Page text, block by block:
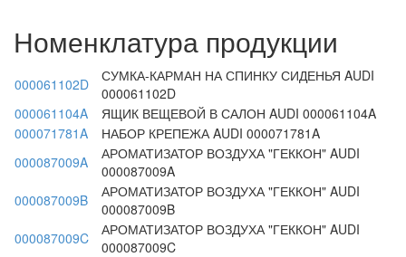
Номенклатура продукции
000061102D
СУМКА-КАРМАН НА СПИНКУ СИДЕНЬЯ AUDI
000061102D
000061104A
ЯЩИК ВЕЩЕВОЙ В САЛОН AUDI 000061104A
000071781A
НАБОР КРЕПЕЖА AUDI 000071781A
000087009A
АРОМАТИЗАТОР ВОЗДУХА "ГЕККОН" AUDI
000087009A
000087009B
АРОМАТИЗАТОР ВОЗДУХА "ГЕККОН" AUDI
000087009B
000087009C
АРОМАТИЗАТОР ВОЗДУХА "ГЕККОН" AUDI
000087009C